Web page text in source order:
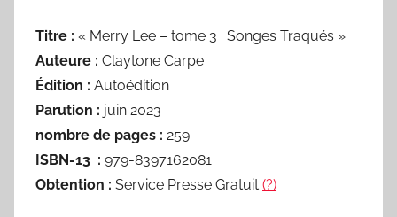
Titre : « Merry Lee – tome 3 : Songes Traqués »
Auteure : Claytone Carpe
Édition : Autoédition
Parution : juin 2023
nombre de pages : 259
ISBN-13 ‏ : ‎979-8397162081
Obtention : Service Presse Gratuit (?)